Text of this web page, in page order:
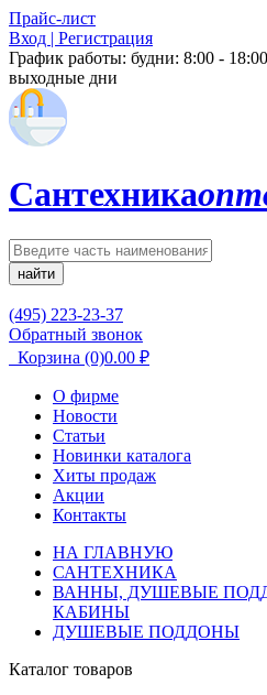
Прайс-лист
Вход | Регистрация
График работы: будни: 8:00 -
выходные дни
Сантехника
найти
(495) 223-23-37
Обратный звонок
Корзина (0)0.00 ₽
О фирме
Новости
Статьи
Новинки каталога
Хиты продаж
Акции
Контакты
НА ГЛАВНУЮ
САНТЕХНИКА
ВАННЫ, ДУШЕВЫЕ
КАБИНЫ
ДУШЕВЫЕ ПОДДОНЫ
Каталог товаров